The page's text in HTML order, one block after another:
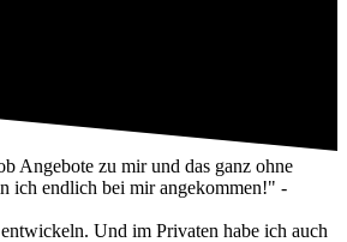
Angebote zu mir und das ganz ohne
ich endlich bei mir angekommen!" -
Und im Privaten habe ich auch